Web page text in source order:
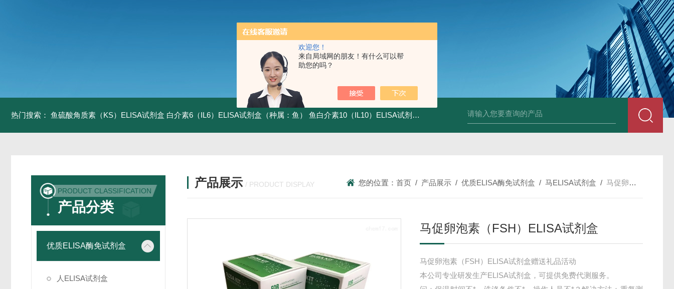
欢迎您！
来自局域网的朋友！有什么可以帮
助您的吗？
热门搜索： 鱼硫酸角质素（KS）ELISA试剂盒 白介素6（IL6）ELISA试剂盒（种属：鱼） 鱼白介素10（IL10）ELISA试剂盒发货及时 斑马鱼白介素12BELISA试剂盒发货及时 兔载脂蛋白B（apo-B）
PRODUCT CLASSIFICATION
产品分类
优质ELISA酶免试剂盒
人ELISA试剂盒
产品展示 / PRODUCT DISPLAY 您的位置：首页 / 产品展示 /优质ELISA酶免试剂盒 /马ELISA试剂盒 /马促卵泡素（FSH）ELISA试剂盒
马促卵泡素（FSH）ELISA试剂盒
马促卵泡素（FSH）ELISA试剂盒赠送礼品活动
本公司专业研发生产ELISA试剂盒，可提供免费代测服务。